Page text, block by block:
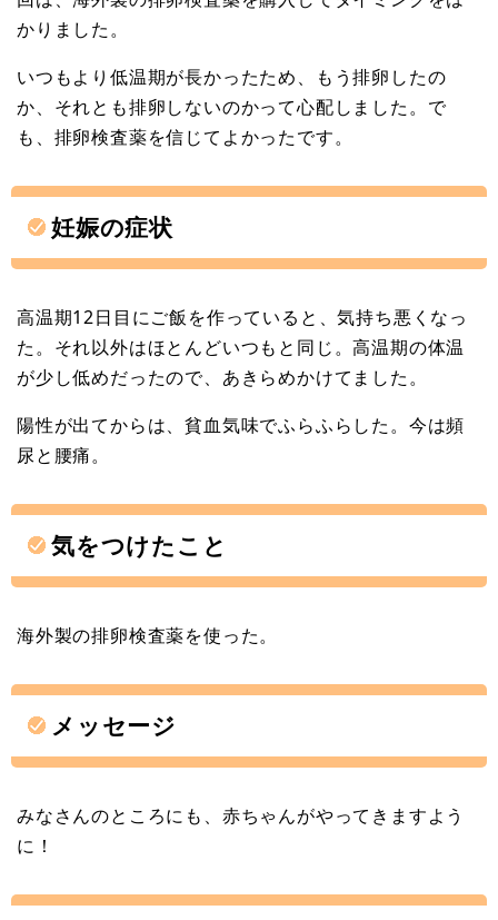
かりました。
いつもより低温期が長かったため、もう排卵したの
か、それとも排卵しないのかって心配しました。で
も、排卵検査薬を信じてよかったです。
妊娠の症状
高温期12日目にご飯を作っていると、気持ち悪くなっ
た。それ以外はほとんどいつもと同じ。高温期の体温
が少し低めだったので、あきらめかけてました。
陽性が出てからは、貧血気味でふらふらした。今は頻
尿と腰痛。
気をつけたこと
海外製の排卵検査薬を使った。
メッセージ
みなさんのところにも、赤ちゃんがやってきますよう
に！